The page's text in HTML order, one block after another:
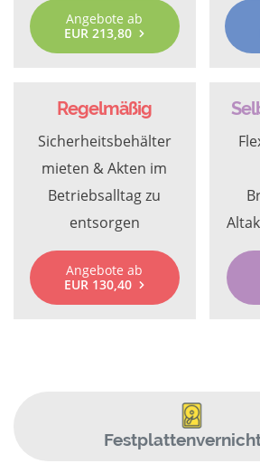
Angebote ab
EUR 213,80
Regelmäßig
Sicherheitsbehälter
mieten & Akten im
Betriebsalltag zu
entsorgen
Angebote ab
EUR 130,40